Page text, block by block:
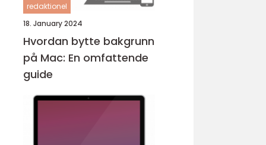
redaktionel
18. January 2024
Hvordan bytte bakgrunn
på Mac: En omfattende
guide